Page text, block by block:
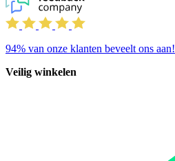
94% van onze klanten beveelt ons aan!
Veilig winkelen